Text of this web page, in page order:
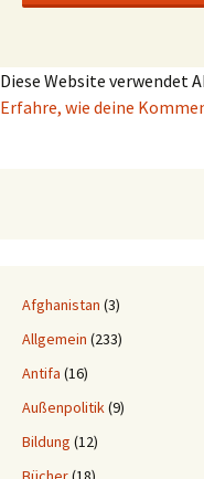
Diese Website verwendet
Erfahre, wie deine
Afghanistan (3)
Allgemein (233)
Antifa (16)
Außenpolitik(9)
Bildung (12)